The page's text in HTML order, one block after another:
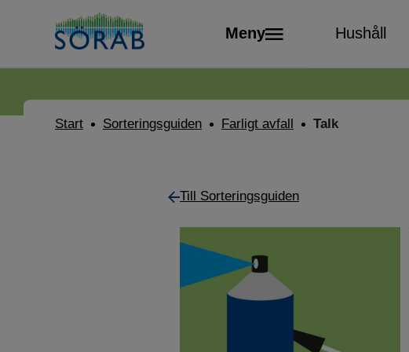
Meny Hushåll
Start Sorteringsguiden Farligt avfall Talk
Till Sorteringsguiden